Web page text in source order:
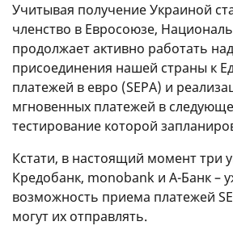
Учитывая получение Украиной
членство в Евросоюзе,
продолжает активно работать
присоединения нашей страны к
платежей в евро (SEPA) и
мгновенных платежей в
тестирование которой
Кстати, в настоящий момент три
Кредобанк, monobank и А-Банк –
возможность приема платежей
могут их отправлять.